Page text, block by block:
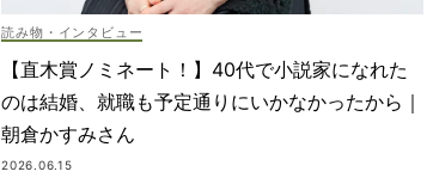
読み物・インタビュー
【直木賞ノミネート！】40代で小説家になれた
のは結婚、就職も予定通りにいかなかったから｜
朝倉かすみさん
2026.06.15